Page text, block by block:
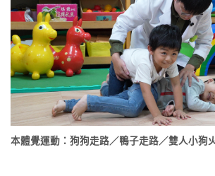
本體覺運動：狗狗走路／鴨子走路／雙人小狗